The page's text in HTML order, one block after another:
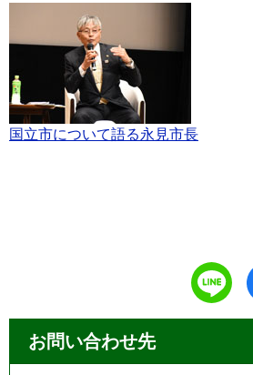
国立市について語る永見市長
お問い合わせ先